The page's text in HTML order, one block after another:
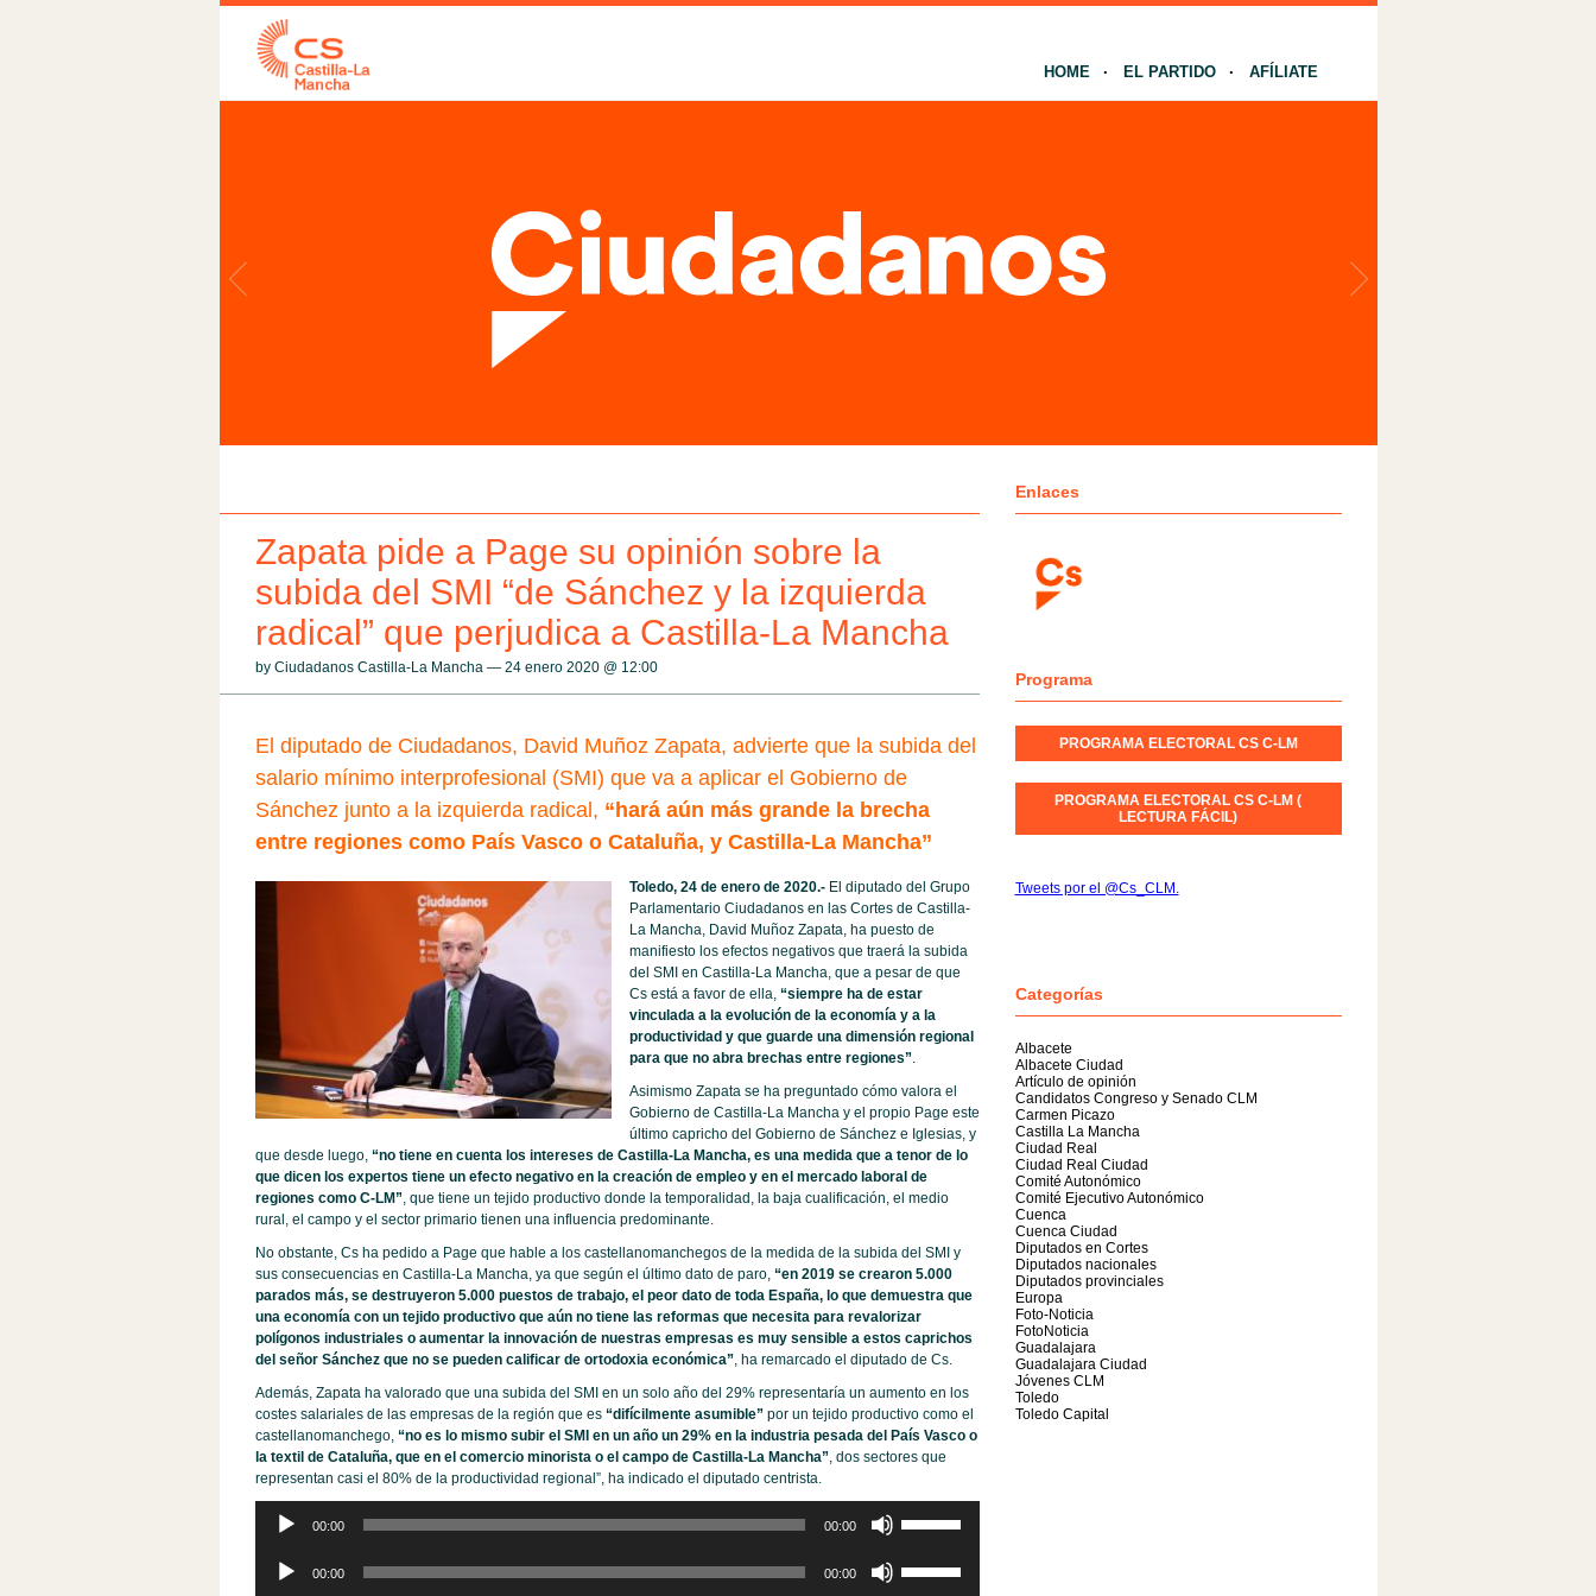
HOME EL PARTIDO AFÍLIATE
Zapata pide a Page su opinión sobre la
subida del SMI “de Sánchez y la izquierda
radical” que perjudica a Castilla-La Mancha
by Ciudadanos Castilla-La Mancha — 24 enero 2020 @ 12:00
El diputado de Ciudadanos, David Muñoz Zapata, advierte que la subida del
salario mínimo interprofesional (SMI) que va a aplicar el Gobierno de
Sánchez junto a la izquierda radical, “hará aún más grande la brecha
entre regiones como País Vasco o Cataluña, y Castilla-La Mancha”
Toledo, 24 de enero de 2020.-El diputado del Grupo
Parlamentario Ciudadanos en las Cortes de Castilla-
La Mancha, David Muñoz Zapata, ha puesto de
manifiesto los efectos negativos que traerá la subida
del SMI en Castilla-La Mancha, que a pesar de que
Cs está a favor de ella, “siempre ha de estar
vinculada a la evolución de la economía y a la
productividad y que guarde una dimensión regional
para que no abra brechas entre regiones”.
Asimismo Zapata se ha preguntado cómo valora el
Gobierno de Castilla-La Mancha y el propio Page este
último capricho del Gobierno de Sánchez e Iglesias, y
que desde luego, “no tiene en cuenta los intereses de Castilla-La Mancha, es una medida que a tenor de lo
que dicen los expertos tiene un efecto negativo en la creación de empleo y en el mercado laboral de
regiones como C-LM”, que tiene un tejido productivo donde la temporalidad, la baja cualificación, el medio
rural, el campo y el sector primario tienen una influencia predominante.
No obstante, Cs ha pedido a Page que hable a los castellanomanchegos de la medida de la subida del SMI y
sus consecuencias en Castilla-La Mancha, ya que según el último dato de paro, “en 2019 se crearon 5.000
parados más, se destruyeron 5.000 puestos de trabajo, el peor dato de toda España, lo que demuestra que
una economía con un tejido productivo que aún no tiene las reformas que necesita para revalorizar
polígonos industriales o aumentar la innovación de nuestras empresas es muy sensible a estos caprichos
del señor Sánchez que no se pueden calificar de ortodoxia económica”, ha remarcado el diputado de Cs.
Además, Zapata ha valorado que una subida del SMI en un solo año del 29% representaría un aumento en los
costes salariales de las empresas de la región que es “difícilmente asumible”por un tejido productivo como el
castellanomanchego, “no es lo mismo subir el SMI en un año un 29% en la industria pesada del País Vasco o
la textil de Cataluña, que en el comercio minorista o el campo de Castilla-La Mancha”, dos sectores que
representan casi el 80% de la productividad regional”, ha indicado el diputado centrista.
Reproductor
00:00 00:00
las
de
Reproductor
00:00 00:00
las
Enlaces
Programa
PROGRAMA ELECTORAL CS C-LM
PROGRAMA ELECTORAL CS C-LM (
LECTURA FÁCIL)
Tweets por el @Cs_CLM.
Categorías
Albacete
Albacete Ciudad
Artículo de opinión
Candidatos Congreso y Senado CLM
Carmen Picazo
Castilla La Mancha
Ciudad Real
Ciudad Real Ciudad
Comité Autonómico
Comité Ejecutivo Autonómico
Cuenca
Cuenca Ciudad
Diputados en Cortes
Diputados nacionales
Diputados provinciales
Europa
Foto-Noticia
FotoNoticia
Guadalajara
Guadalajara Ciudad
Jóvenes CLM
Toledo
Toledo Capital